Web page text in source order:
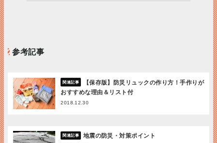
参考記事
【保存版】防災リュックの作り方！手作りが
おすすめな理由＆リスト付
2018.12.30
地震の防災・対策ポイント